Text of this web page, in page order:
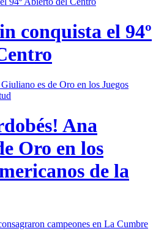
conquista el 94º
Ana
Oro en los
de la